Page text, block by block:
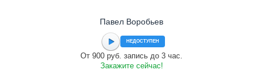
Павел Воробьев
НЕДОСТУПЕН
От 900 руб. запись до 3 час.
Закажите сейчас!